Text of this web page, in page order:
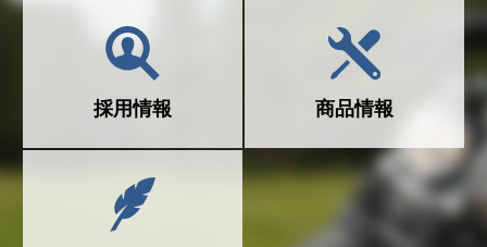
採用情報 商品情報